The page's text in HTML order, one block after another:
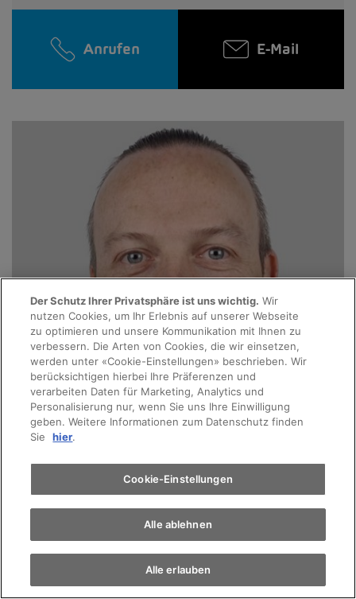
Anrufen E-Mail
Der Schutz Ihrer Privatsphäre ist uns wichtig. Wir
nutzen Cookies, um Ihr Erlebnis auf unserer Webseite
zu optimieren und unsere Kommunikation mit Ihnen zu
verbessern. Die Arten von Cookies, die wir einsetzen,
werden unter «Cookie-Einstellungen» beschrieben. Wir
berücksichtigen hierbei Ihre Präferenzen und
verarbeiten Daten für Marketing, Analytics und
Personalisierung nur, wenn Sie uns Ihre Einwilligung
geben. Weitere Informationen zum Datenschutz finden
Sie
hier.
Cookie-Einstellungen
Alle ablehnen
Alle erlauben